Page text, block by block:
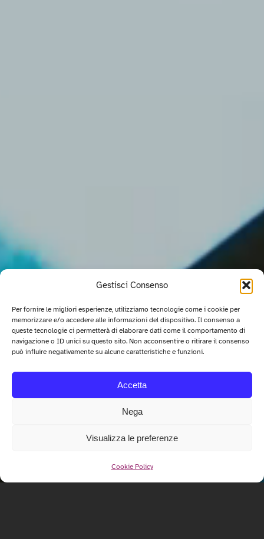
Gestisci Consenso
Per fornire le migliori esperienze, utilizziamo tecnologie come i cookie per
memorizzare e/o accedere alle informazioni del dispositivo. Il consenso a
queste tecnologie ci permetterà di elaborare dati come il comportamento di
navigazione o ID unici su questo sito. Non acconsentire o ritirare il consenso
può influire negativamente su alcune caratteristiche e funzioni.
Accetta
Nega
Visualizza le preferenze
Cookie Policy